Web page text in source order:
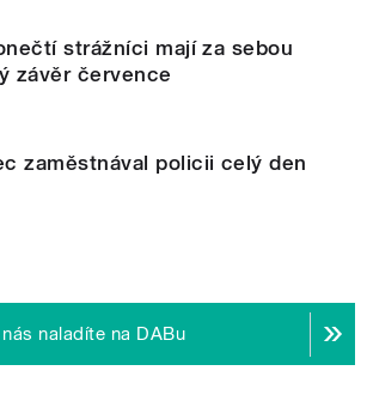
strážníci mají za sebou
závěr července
zaměstnával policii celý den
naladíte na DABu